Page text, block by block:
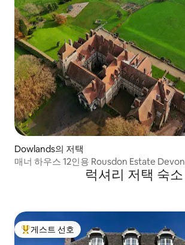
Dowlands의 저택
매너 하우스 12인용 Rousdon Estate Devon
럭셔리 저택 숙소
상위 게스트 선호
게스트 선호